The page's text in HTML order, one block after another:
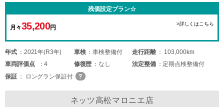
残価設定プラン☆
月々35,200円
>詳しくはこちら
年式 2021年(R3年) 車検 車検整備付 走行距離
103,000km
車両評価点 4 修復歴 なし 法定整備
定期点検整備付
保証
ロングラン保証付
ネッツ高松マロニエ店